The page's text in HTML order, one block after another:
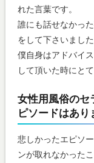
れた言葉です。
誰にも話せなかっ
をして下さいました
僕自身はアドバイ
して頂いた時にと
女性用風俗のセ
ピソードはあり
悲しかったエピソ
ンが取れなかった